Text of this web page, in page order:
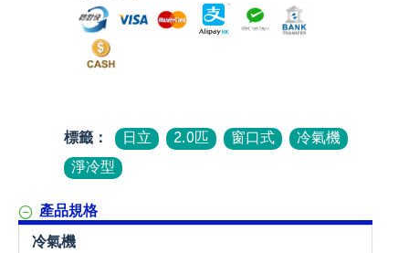
標籤： 日立 2.0匹 窗口式
冷氣機
淨冷型
產品規格
冷氣機